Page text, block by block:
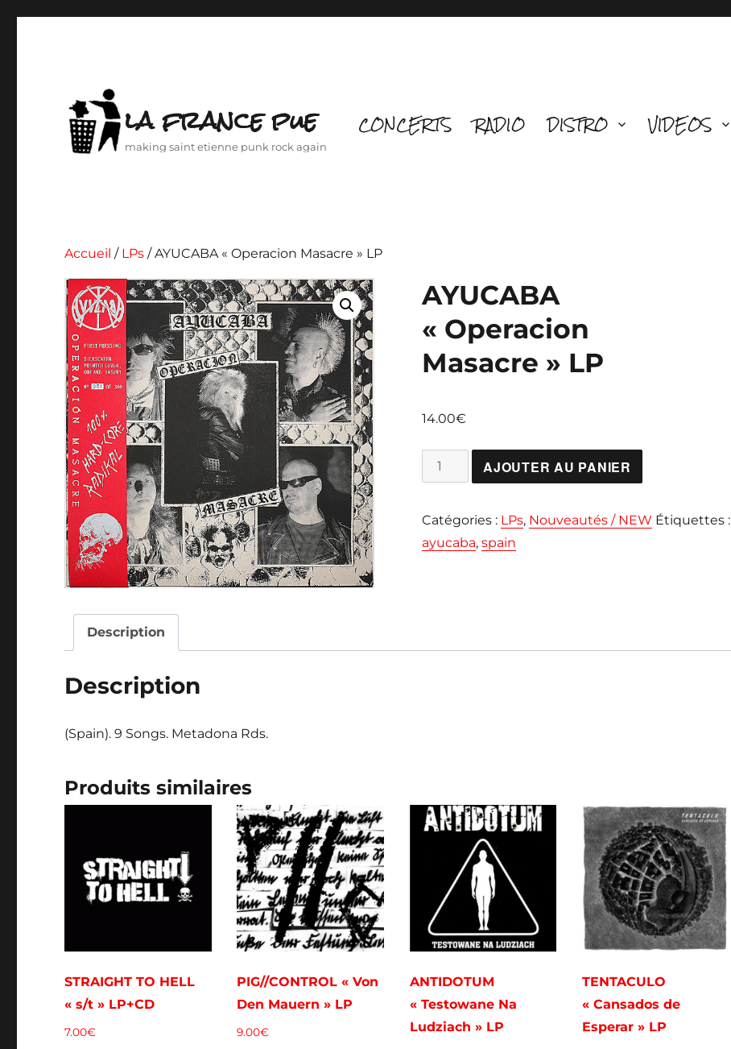
la france pue
making saint etienne punk rock again
CONCERTS RADIO DISTRO VIDEOS
Accueil / LPs / AYUCABA « Operacion Masacre » LP
AYUCABA
« Operacion
Masacre » LP
14.00€
quantité
de
"Operacion
Masacre"
AJOUTER AU PANIER
Catégories : LPs, Nouveautés / NEW Étiquettes :
ayucaba,spain
Description
Description
(Spain). 9 Songs. Metadona Rds.
Produits similaires
STRAIGHT TO HELL
« s/t » LP+CD
7.00€
PIG//CONTROL « Von
Den Mauern » LP
9.00€
ANTIDOTUM
« Testowane Na
Ludziach » LP
TENTACULO
« Cansados de
Esperar » LP